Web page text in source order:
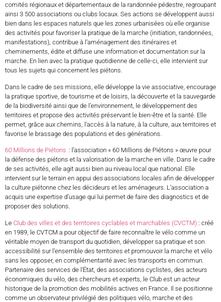
comités régionaux et départementaux de la randonnée pédestre, regroupant
ainsi 3 500 associations ou clubs locaux. Ses actions se développent aussi
bien dans les espaces naturels que les zones urbanisées où elle organise
des activités pour favoriser la pratique de la marche (initiation, randonnées,
manifestations), contribue à l’aménagement des itinéraires et
cheminements, édite et diffuse une information et documentation sur la
marche. En lien avec la pratique quotidienne de celle-ci, elle intervient sur
tous les sujets qui concernent les piétons.
Dans le cadre de ses missions, elle développe la vie associative, encourage
la pratique sportive, de tourisme et de loisirs, la découverte et la sauvegarde
de la biodiversité ainsi que de l’environnement, le développement des
territoires et propose des activités préservant le bien-être et la santé. Elle
permet, grâce aux chemins, l’accès à la nature, à la culture, aux territoires et
favorise le brassage des populations et des générations.
60 Millions de Piétons : l’association « 60 Millions de Piétons » œuvre pour
la défense des piétons et la valorisation de la marche en ville. Dans le cadre
de ses activités, elle agit aussi bien au niveau local que national. Elle
intervient sur le terrain en appui des associations locales afin de développer
la culture piétonne chez les décideurs et les aménageurs. L’association a
acquis une expertise d’usage qui lui permet de faire des diagnostics et de
proposer des solutions.
Le Club des villes et des territoires cyclables et marchables (CVCTM) : créé
en 1989, le CVTCM a pour objectif de faire reconnaître le vélo comme un
véritable moyen de transport du quotidien, développer sa pratique et son
accessibilité sur l’ensemble des territoires et promouvoir la marche et vélo
sans les opposer, en complémentarité avec les transports en commun.
Partenaire des services de l’État, des associations cyclistes, des acteurs
économiques du vélo, des chercheurs et experts, le Club est un acteur
historique de la promotion des mobilités actives en France. Il se positionne
comme un observateur privilégié des politiques vélo, marche et des